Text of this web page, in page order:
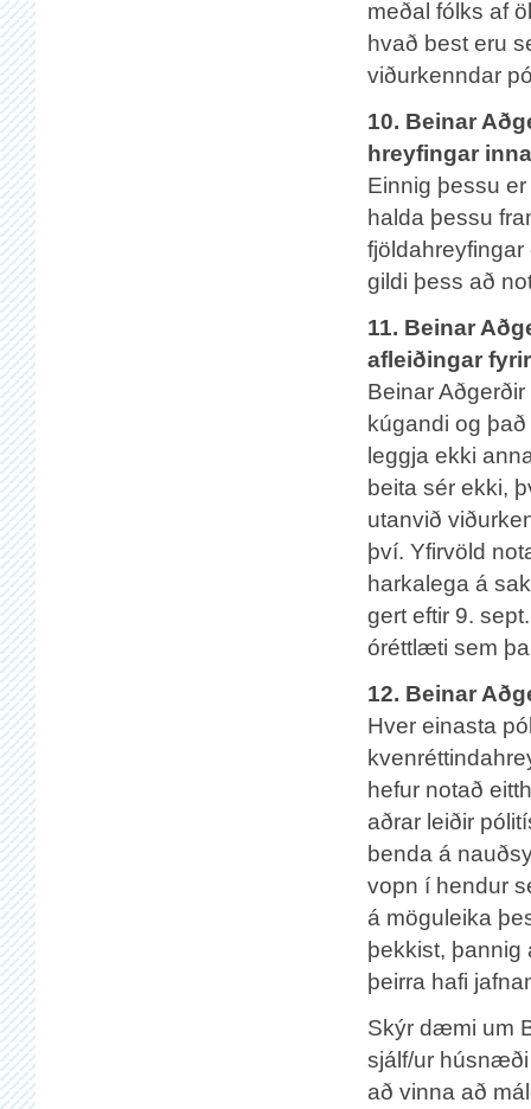
meðal fólks af
hvað best eru
viðurkenndar
10. Beinar
hreyfingar
Einnig þessu
halda þessu
gildi þess að
11. Beinar
afleiðingar
Beinar
kúgandi og
leggja ekki
beita sér ekki,
utanvið
því. Yfirvöld
harkalega á
gert eftir 9.
óréttlæti sem
12. Beinar
Hver einasta
hefur notað
aðrar leiðir
benda á
vopn í hendur
á möguleika
þekkist, þannig
þeirra hafi
Skýr dæmi um
sjálf/ur húsnæði
að vinna að